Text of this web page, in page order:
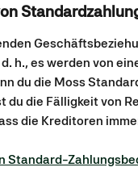
h., es werden von
du die Moss
du die Fälligkeit von
die Kreditoren
Standard-